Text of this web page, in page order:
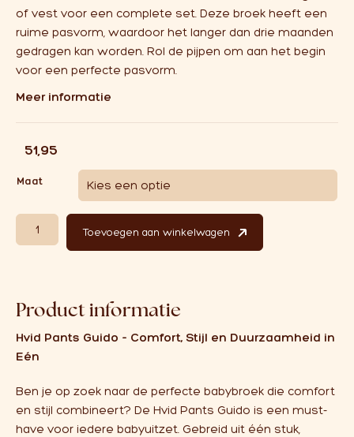
of vest voor een complete set. Deze broek heeft een
ruime pasvorm, waardoor het langer dan drie maanden
gedragen kan worden. Rol de pijpen om aan het begin
voor een perfecte pasvorm.
Meer informatie
51,95
Maat
Hvid Pants Guido Light Yellow aantal
Toevoegen aan winkelwagen
Product informatie
Hvid Pants Guido – Comfort, Stijl en Duurzaamheid in
Eén
Ben je op zoek naar de perfecte babybroek die comfort
en stijl combineert? De Hvid Pants Guido is een must-
have voor iedere babyuitzet. Gebreid uit één stuk,